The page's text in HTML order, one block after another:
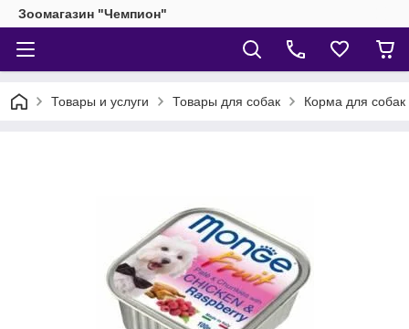
Зоомагазин "Чемпион"
Товары и услуги Товары для собак Корма для собак